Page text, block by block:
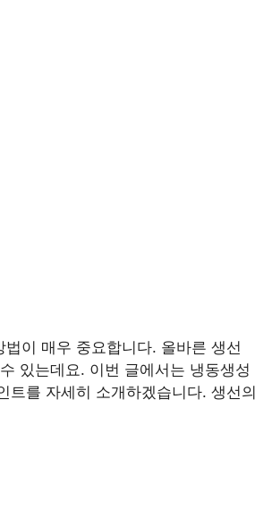
이 매우 중요합니다. 올바른 생선
있는데요. 이번 글에서는 냉동생성
트를 자세히 소개하겠습니다. 생선의